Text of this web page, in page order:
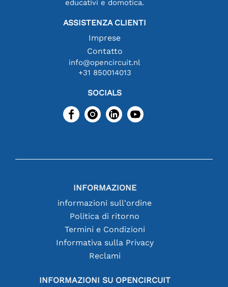
educativi e domotica.
ASSISTENZA CLIENTI
Imprese
Contatto
info@opencircuit.nl
+31 850014013
SOCIALS
INFORMAZIONE
informazioni sull'ordine
Politica di ritorno
Termini e Condizioni
Informativa sulla Privacy
Reclami
INFORMAZIONI SU OPENCIRCUIT